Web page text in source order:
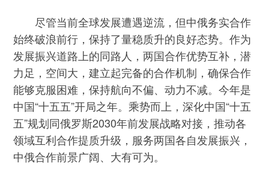
尽管当前全球发展遭遇逆流，但中俄务实合作
始终破浪前行，保持了量稳质升的良好态势。作为
发展振兴道路上的同路人，两国合作优势互补，潜
力足，空间大，建立起完备的合作机制，确保合作
能够克服困难，保持航向不偏、动力不减。今年是
中国“十五五”开局之年。乘势而上，深化中国“十五
五”规划同俄罗斯2030年前发展战略对接，推动各
领域互利合作提质升级，服务两国各自发展振兴，
中俄合作前景广阔、大有可为。